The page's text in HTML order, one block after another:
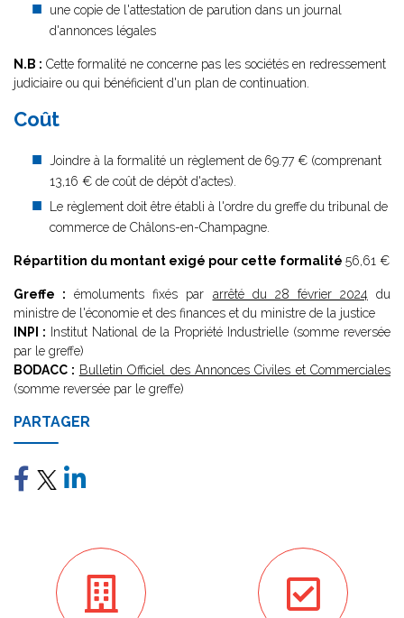
une copie de l'attestation de parution dans un journal
d'annonces légales
N.B : Cette formalité ne concerne pas les sociétés en redressement
judiciaire ou qui bénéficient d'un plan de continuation.
Coût
Joindre à la formalité un règlement de 69.77 € (comprenant
13,16 € de coût de dépôt d'actes).
Le règlement doit être établi à l'ordre du greffe du tribunal de
commerce de Châlons-en-Champagne.
Répartition du montant exigé pour cette formalité 56,61 €
Greffe : émoluments fixés par arrêté du 28 février 2024 du
ministre de l'économie et des finances et du ministre de la justice
INPI : Institut National de la Propriété Industrielle (somme reversée
par le greffe)
BODACC : Bulletin Officiel des Annonces Civiles et Commerciales
(somme reversée par le greffe)
PARTAGER